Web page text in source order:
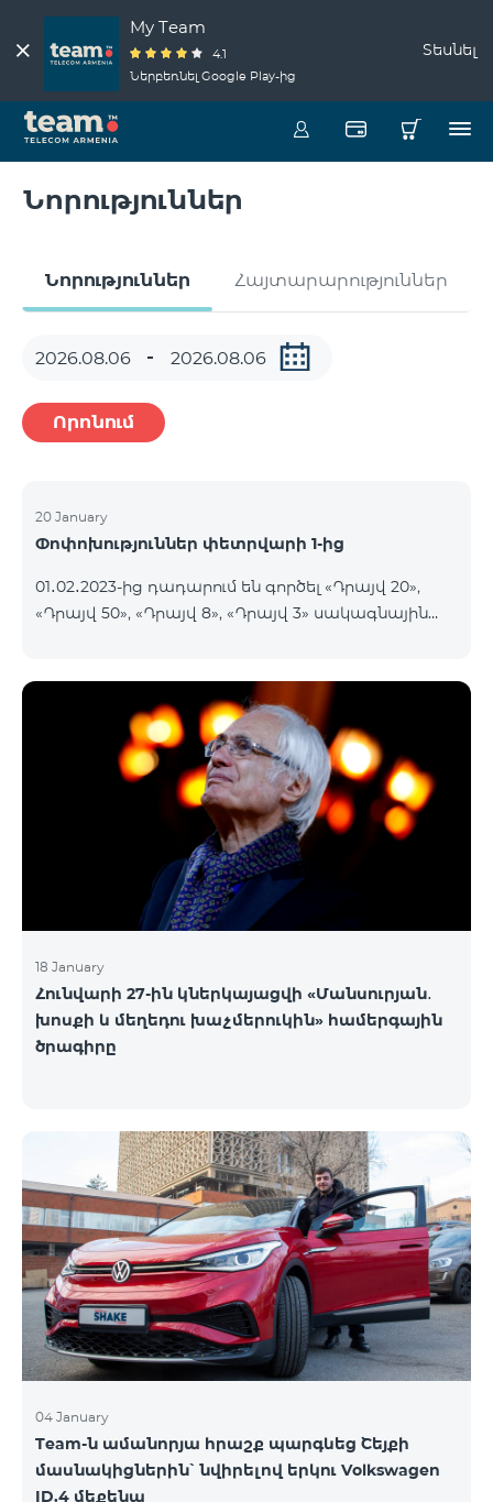
My Team
4.1
Ներբեռնել Google Play-ից
Տեսնել
Նորություններ
Նորություններ Հայտարարություններ
Որոնում
20 January
Փոփոխություններ փետրվարի 1-ից
01․02․2023-ից դադարում են գործել «Դրայվ 20»,
«Դրայվ 50», «Դրայվ 8», «Դրայվ 3» սակագնային
փաթեթներից՝ համաձայն ստորև աղյուսակի․ Հին
սակագնային փաթեթ Նոր սակագնային փաթեթ
Դրայվ 8 Drive Midi 80 G
18 January
Հունվարի 27-ին կներկայացվի «Մանսուրյան․
խոսքի և մեղեդու խաչմերուկին» համերգային
ծրագիրը
04 January
Team-ն ամանորյա հրաշք պարգևեց Շեյքի
մասնակիցներին՝ նվիրելով երկու Volkswagen
ID.4 մեքենա